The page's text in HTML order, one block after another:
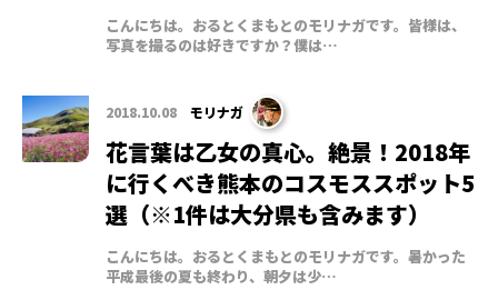
こんにちは。おるとくまもとのモリナガです。皆様は、
写真を撮るのは好きですか？僕は…
2018.10.08 モリナガ
花言葉は乙女の真心。絶景！2018年
に行くべき熊本のコスモススポット5
選（※1件は大分県も含みます）
こんにちは。おるとくまもとのモリナガです。暑かった
平成最後の夏も終わり、朝夕は少…